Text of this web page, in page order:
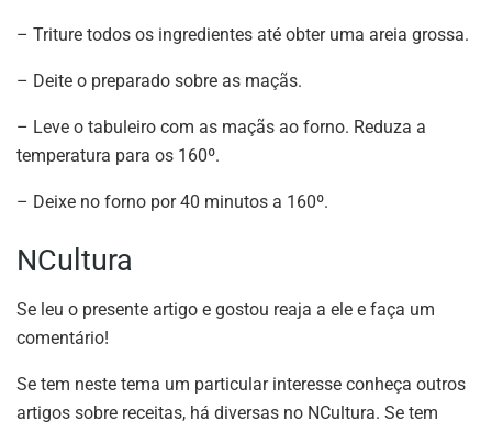
– Triture todos os ingredientes até obter uma areia grossa.
– Deite o preparado sobre as maçãs.
– Leve o tabuleiro com as maçãs ao forno. Reduza a
temperatura para os 160º.
– Deixe no forno por 40 minutos a 160º.
NCultura
Se leu o presente artigo e gostou reaja a ele e faça um
comentário!
Se tem neste tema um particular interesse conheça outros
artigos sobre receitas, há diversas no NCultura. Se tem